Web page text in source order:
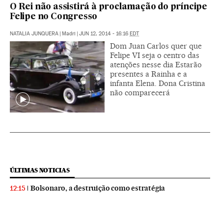
O Rei não assistirá à proclamação do príncipe
Felipe no Congresso
NATALIA JUNQUERA | Madri | JUN 12, 2014 - 16:16 EDT
Dom Juan Carlos quer que
Felipe VI seja o centro das
atenções nesse dia Estarão
presentes a Rainha e a
infanta Elena. Dona Cristina
não comparecerá
ÚLTIMAS NOTICIAS
12:15 Bolsonaro, a destruição como estratégia